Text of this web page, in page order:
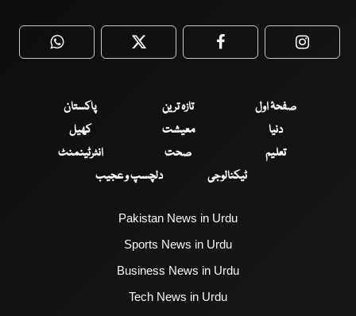
WhatsApp Twitter Facebook
صفحۂ اول تازہ ترین
پاکستان
دنیا
معیشت
کھیل
تعلیم
صحت
انٹرٹینمنٹ
ٹیکنالوجی
دلچسپ و عجیب
Pakistan News in Urdu
Sports News in Urdu
Business News in Urdu
Tech News in Urdu